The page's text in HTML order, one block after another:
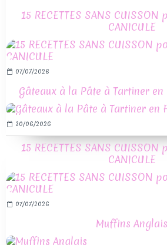
15 RECETTES SANS
CANICULE
07/07/2026
Gâteaux à la Pâte à Tartiner en
30/06/2026
15 RECETTES SANS
CANICULE
07/07/2026
Muffins Anglais